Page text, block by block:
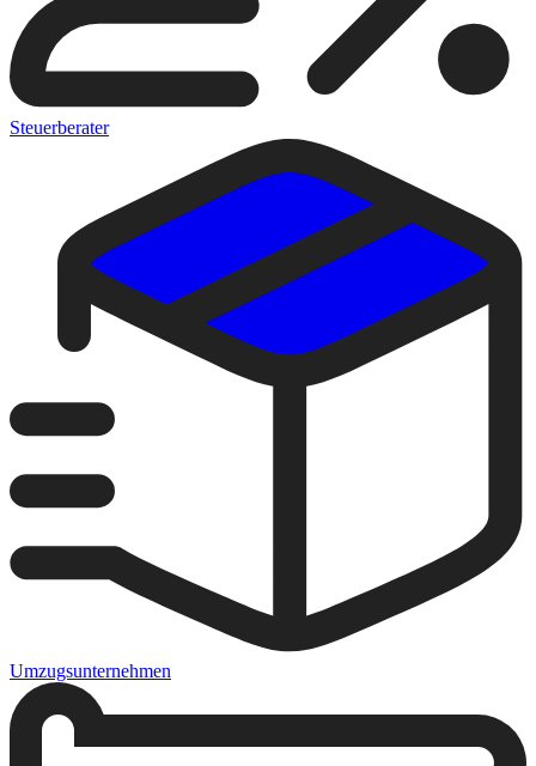
Steuerberater
Umzugsunternehmen